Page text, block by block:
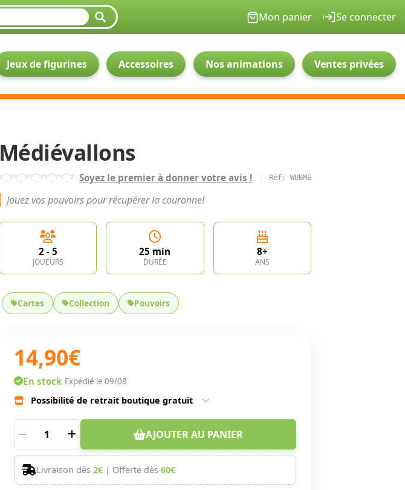
Mon panier Se connecter
Jeux de figurines Accessoires Nos animations Ventes privées
Médiévallons
Soyez le premier à donner votre avis ! Réf: WUBME
Jouez vos pouvoirs pour récupérer la couronne!
2- 5
JOUEURS
25 min
DURÉE
8+
ANS
Cartes Collection Pouvoirs
14,90€
En stock Expédié le 09/08
Possibilité de retrait boutique gratuit
AJOUTER AU PANIER
Livraison dès 2€| Offerte dès 60€